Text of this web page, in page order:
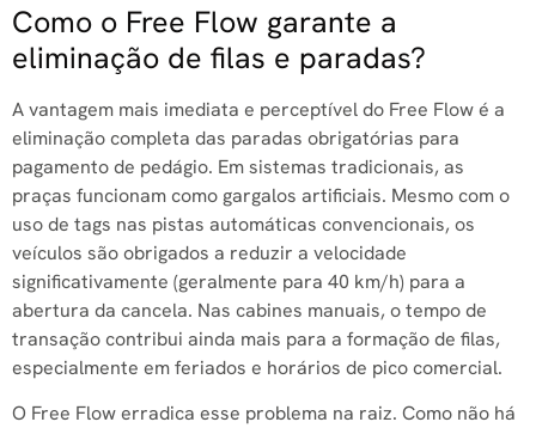
Como o Free Flow garante a
eliminação de filas e paradas?
A vantagem mais imediata e perceptível do Free Flow é a
eliminação completa das paradas obrigatórias para
pagamento de pedágio. Em sistemas tradicionais, as
praças funcionam como gargalos artificiais. Mesmo com o
uso de tags nas pistas automáticas convencionais, os
veículos são obrigados a reduzir a velocidade
significativamente (geralmente para 40 km/h) para a
abertura da cancela. Nas cabines manuais, o tempo de
transação contribui ainda mais para a formação de filas,
especialmente em feriados e horários de pico comercial.
O Free Flow erradica esse problema na raiz. Como não há